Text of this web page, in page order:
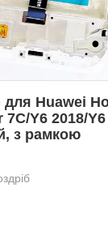
Huawei
7C/Y6 2018/
з рамкою